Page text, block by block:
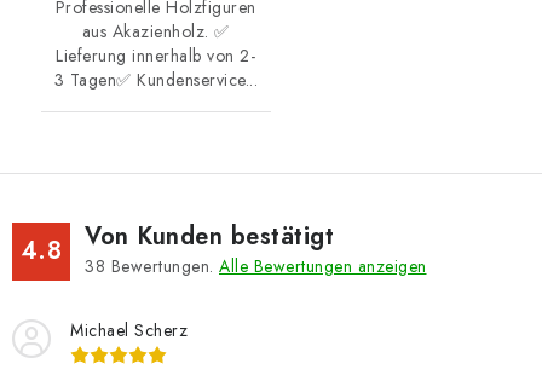
Professionelle Holzfiguren
aus Akazienholz. ✅
Lieferung innerhalb von 2-
3 Tagen✅ Kundenservice...
4.8 Von Kunden bestätigt
38 Bewertungen. Alle Bewertungen anzeigen
Michael Scherz